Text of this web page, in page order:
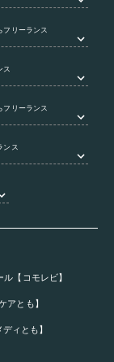
フリーランス
ス
フリーランス
ンス
【コモレビ】
アとも】
ィとも】